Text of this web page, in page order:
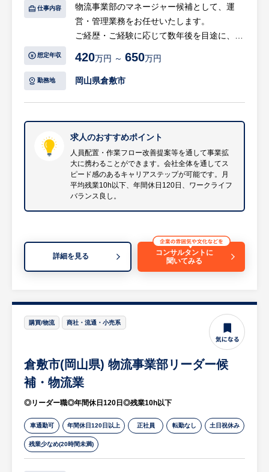
○技術力とDX推進
・鋳造シミュレーション（MAGMA）、IoT
生産管理、協働ロボット・三次元測定機な
・職人技と最新技術を融合させ、品質・効率
の両立を実現しています。
・車通勤可、社員食堂・食事補助、ベネフィ
ット・ワン加入など福利厚生も充実していま
す。
・EDIやFAX、メール等を通じた顧客からの
注文受理、および生産管理システムへの入
力。
・顧客の希望納期と、多くの工程を要する工
「納期調整」。
・海外調達品の発注および納期調整。
等
※配属先の工程（生型造形・電気炉・仕上げ
等）は、入社時の人員配置状況および本人の
適性・経験を踏まえて決定します。
【HUREX求人担当コメント】
○安定した基盤と独自の戦略
ています。社会インフラや自動車、建設機械
等を支える鋳物部品メーカーとして、高い信
○技術力とDX推進
・鋳造シミュレーション（MAGMA）、IoT
ど、デジタル化や先端設備を積極的に導入。
・職人技と最新技術を融合させ、品質・効率
仕事内容
物流事業部のマネージャー候補として、運
営・管理業務をお任せいたします。
ご経歴・ご経験に応じて数年後を目途に、事
【具体的には…】
・各拠点の業務改善（作業フロー見直し、設
備導入など）
・新規先への営業同行
・大口取引先との窓口
・運送会社との調整業務
・部下育成
等
【HUREX求人担当コメント】
・同社は、国内企業または個人事業主向けに
・事業としては拡大フェーズにあり、流動性
のある業務に携わることができます。
・少数精鋭の会社であることから、会社全体
を通してスピード感のあるキャリアステップ
が可能です。
す。
想定年収 420万円 ～ 650万円
勤務地 岡山県倉敷市
求人のおすすめポイント
人員配置・作業フロー改善提案等を通して事業拡
大に携わることができます。会社全体を通してス
ピード感のあるキャリアステップが可能です。月
平均残業10h以下、年間休日120日、ワークライフ
バランス良し。
詳細を見る
コンサルタントに
聞いてみる
購買/物流 商社・流通・小売系
倉敷市(岡山県) 物流事業部リーダー候
補・物流業
◎リーダー職◎年間休日120日◎残業10h以下
車通勤可 年間休日120日以上 正社員 転勤なし 土日祝休み
残業少なめ(20時間未満)